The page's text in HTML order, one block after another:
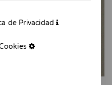
de Privacidad